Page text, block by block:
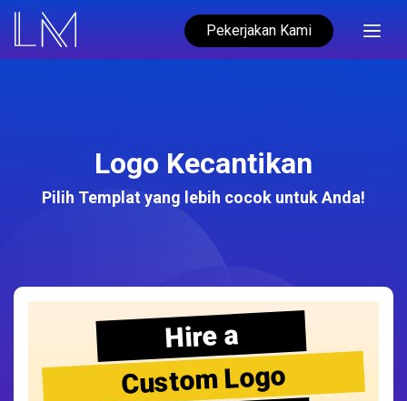
Pekerjakan Kami
Logo Kecantikan
Pilih Templat yang lebih cocok untuk Anda!
Hire a
Custom Logo